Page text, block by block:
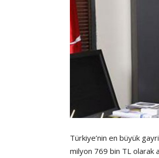
Türkiye’nin en büyük
milyon 769 bin TL olarak